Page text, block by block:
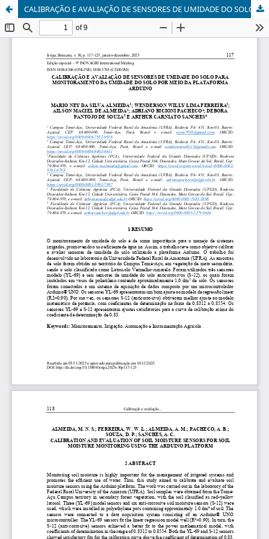
CALIBRAÇÃO E AVALIAÇÃO DE SENSORES DE UMIDADE DO SOLO PARA MONITORAMENTO DA UMIDADE DO SOLO POR MEIO DA PLATAFORMA ARDUINO